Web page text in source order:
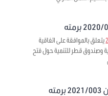
يتعلق بالموافقة على اتفاقية
وصندوق قطر للتنمية حول فتح